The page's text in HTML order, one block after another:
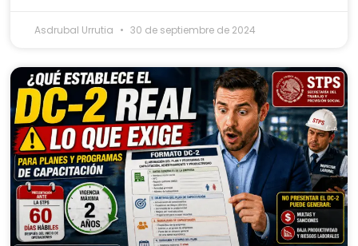
Asdrubal Urrutia 30 de septiembre de 2024